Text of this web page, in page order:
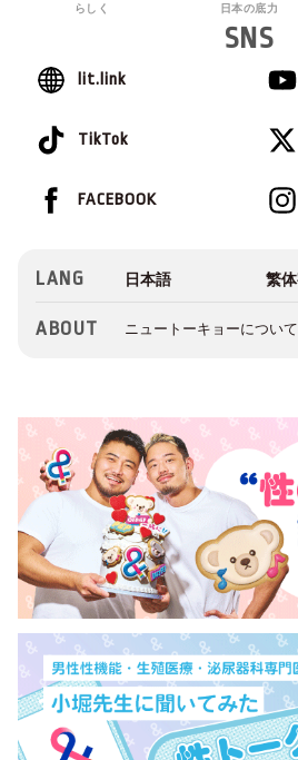
らしく 日本の底力
SNS
lit.link
TikTok
FACEBOOK
LANG
ABOUT ニュートーキョーについて